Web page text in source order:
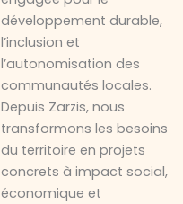
développement durable,
l’inclusion et
l’autonomisation des
communautés locales.
Depuis Zarzis, nous
transformons les besoins
du territoire en projets
concrets à impact social,
économique et